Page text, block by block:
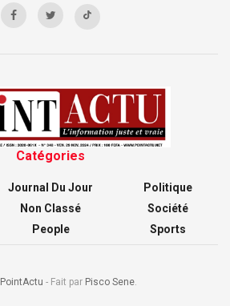
Catégories
Journal Du Jour
Non Classé
People
Politique
Société
Sports
PointActu - Fait par Pisco Sene.